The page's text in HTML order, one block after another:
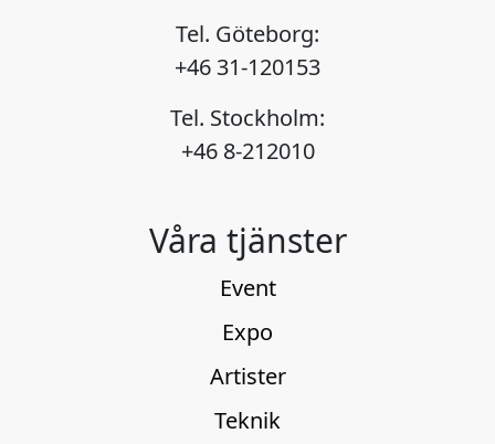
Tel. Göteborg:
+46 31-120153
Tel. Stockholm:
+46 8-212010
Våra tjänster
Event
Expo
Artister
Teknik